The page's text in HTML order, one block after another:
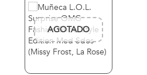
AGOTADO